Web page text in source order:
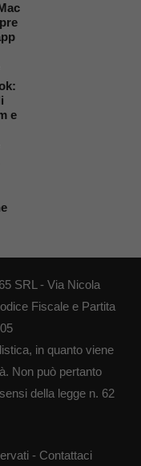
e
SRL - Via Nicola
Fiscale e Partita
in quanto viene
Non può pertanto
della legge n. 62
- Contattaci